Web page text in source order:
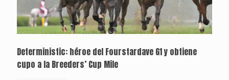
Deterministic: héroe del Fourstardave G1 y obtiene
cupo a la Breeders’ Cup Mile